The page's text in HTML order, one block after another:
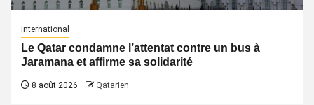
International
Le Qatar condamne l’attentat contre un bus à
Jaramana et affirme sa solidarité
8 août 2026 Qatarien